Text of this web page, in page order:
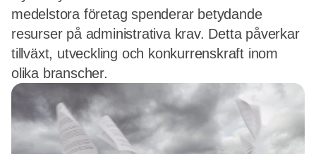
medelstora företag spenderar betydande
resurser på administrativa krav. Detta påverkar
tillväxt, utveckling och konkurrenskraft inom
olika branscher.